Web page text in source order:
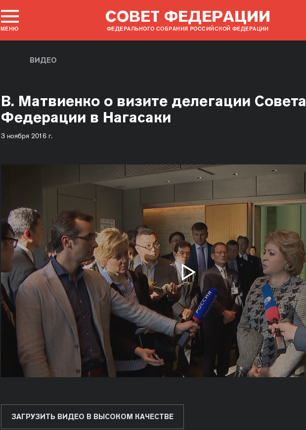
МЕНЮ
СОВЕТ ФЕДЕРАЦИИ
ФЕДЕРАЛЬНОГО СОБРАНИЯ РОССИЙСКОЙ ФЕДЕРАЦИИ
ВИДЕО
В. Матвиенко о визите делегации Совета
Федерации в Нагасаки
3 ноября 2016 г.
ЗАГРУЗИТЬ ВИДЕО В ВЫСОКОМ КАЧЕСТВЕ